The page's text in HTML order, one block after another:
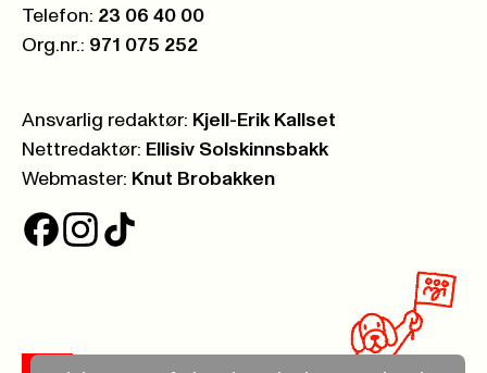
Telefon: 23 06 40 00
Org.nr.: 971 075 252
Ansvarlig redaktør: Kjell-Erik Kallset
Nettredaktør: Ellisiv Solskinnsbakk
Webmaster: Knut Brobakken